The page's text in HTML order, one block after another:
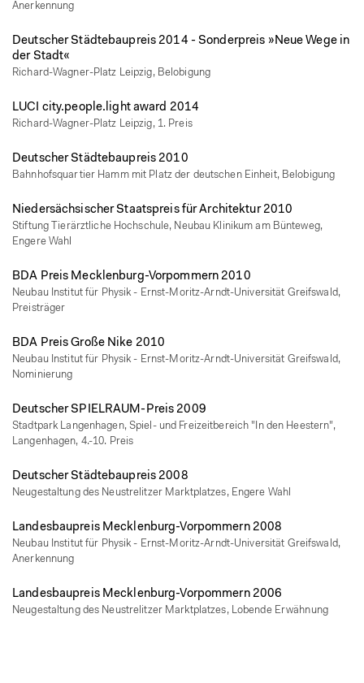
Anerkennung
Deutscher Städtebaupreis 2014 - Sonderpreis »Neue Wege in
der Stadt«
Richard-Wagner-Platz Leipzig, Belobigung
LUCI city.people.light award 2014
Richard-Wagner-Platz Leipzig, 1. Preis
Deutscher Städtebaupreis 2010
Bahnhofsquartier Hamm mit Platz der deutschen Einheit, Belobigung
Niedersächsischer Staatspreis für Architektur 2010
Stiftung Tierärztliche Hochschule, Neubau Klinikum am Bünteweg,
Engere Wahl
BDA Preis Mecklenburg-Vorpommern 2010
Neubau Institut für Physik - Ernst-Moritz-Arndt-Universität Greifswald,
Preisträger
BDA Preis Große Nike 2010
Neubau Institut für Physik - Ernst-Moritz-Arndt-Universität Greifswald,
Nominierung
Deutscher SPIELRAUM-Preis 2009
Stadtpark Langenhagen, Spiel- und Freizeitbereich "In den Heestern",
Langenhagen, 4.-10. Preis
Deutscher Städtebaupreis 2008
Neugestaltung des Neustrelitzer Marktplatzes, Engere Wahl
Landesbaupreis Mecklenburg-Vorpommern 2008
Neubau Institut für Physik - Ernst-Moritz-Arndt-Universität Greifswald,
Anerkennung
Landesbaupreis Mecklenburg-Vorpommern 2006
Neugestaltung des Neustrelitzer Marktplatzes, Lobende Erwähnung